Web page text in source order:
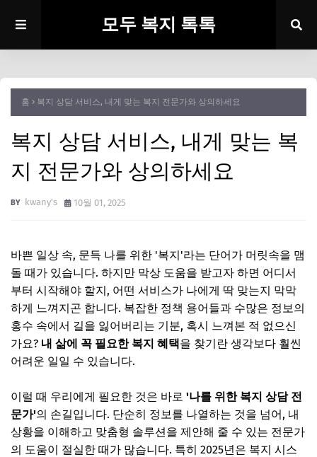
모두 복지 톡톡
홈 복지 상담 서비스, 내게 맞는 복지 전문가와 상의하세요
복지 상담 서비스, 내게 맞는 복
지 전문가와 상의하세요
kwany's 10월 01, 2025
바쁜 일상 속, 문득 나를 위한 '복지'라는 단어가 머릿속을 맴
돌 때가 있습니다. 하지만 막상 도움을 받고자 하면 어디서
부터 시작해야 할지, 어떤 서비스가 나에게 딱 맞는지 막막
하게 느껴지곤 합니다. 복잡한 정책 용어들과 수많은 정보의
홍수 속에서 길을 잃어버리는 기분, 혹시 느껴본 적 없으신
가요? 내 삶에 꼭 필요한 복지 혜택을 찾기란 생각보다 훨씬
어려운 일일 수 있습니다.
이럴 때 우리에게 필요한 것은 바로 '나를 위한 복지 상담 전
문가'의 손길입니다. 단순히 정보를 나열하는 것을 넘어, 내
상황을 이해하고 맞춤형 솔루션을 제안해 줄 수 있는 전문가
의 도움이 절실한 때가 많습니다. 특히 2025년은 복지 시스